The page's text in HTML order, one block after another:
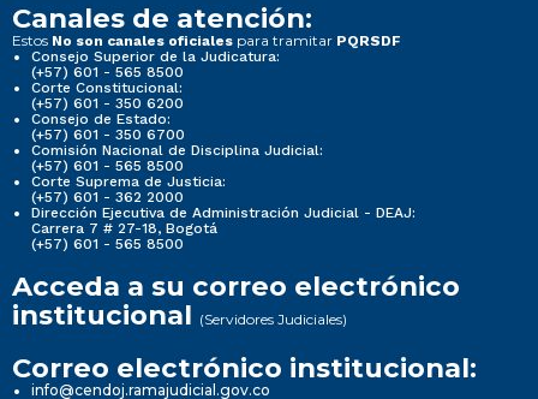
Canales de atención:
Estos No son canales oficiales para tramitar PQRSDF
Consejo Superior de la Judicatura:
(+57) 601 - 565 8500
Corte Constitucional:
(+57) 601 - 350 6200
Consejo de Estado:
(+57) 601 - 350 6700
Comisión Nacional de Disciplina Judicial:
(+57) 601 - 565 8500
Corte Suprema de Justicia:
(+57) 601 - 362 2000
Dirección Ejecutiva de Administración Judicial - DEAJ:
Carrera 7 # 27-18, Bogotá
(+57) 601 - 565 8500
Acceda a su correo electrónico
institucional (Servidores Judiciales)
Correo electrónico institucional:
info@cendoj.ramajudicial.gov.co